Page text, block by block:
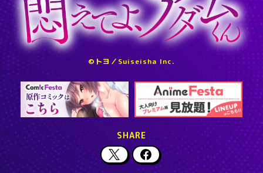
ト
ッ
プ
戻
る
©トヨ／Suiseisha Inc.
SHARE
X
F
a